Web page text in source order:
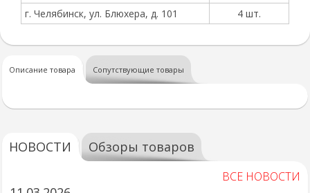
г. Челябинск, ул. Блюхера, д. 101
4 шт.
Описание товара Сопутствующие товары
НОВОСТИ Обзоры товаров
ВСЕ НОВОСТИ